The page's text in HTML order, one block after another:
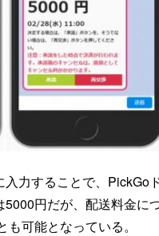
力することで、PickGo
円だが、配送料金に
可能となっている。